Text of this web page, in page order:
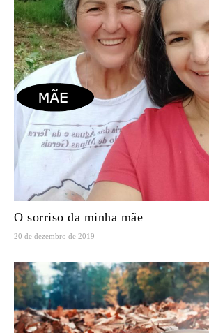
O sorriso da minha mãe
20 de dezembro de 2019